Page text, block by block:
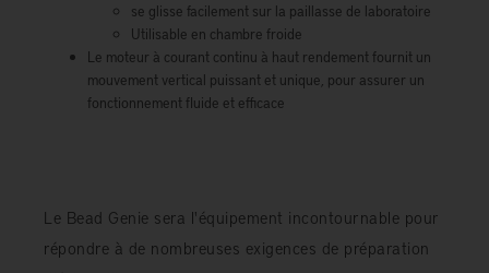
se glisse facilement sur la paillasse de laboratoire
Utilisable en chambre froide
Le moteur à courant continu à haut rendement fournit un
mouvement vertical puissant et unique, pour assurer un
fonctionnement fluide et efficace
Le Bead Genie sera l'équipement incontournable pour
répondre à de nombreuses exigences de préparation